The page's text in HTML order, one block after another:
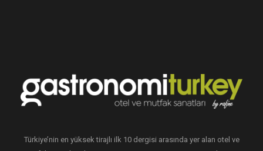
Türkiye’nin en yüksek tirajlı ilk 10 dergisi arasında yer alan otel ve